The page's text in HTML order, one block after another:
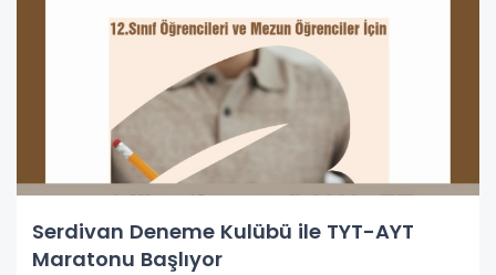
Serdivan Deneme Kulübü ile TYT-AYT
Maratonu Başlıyor